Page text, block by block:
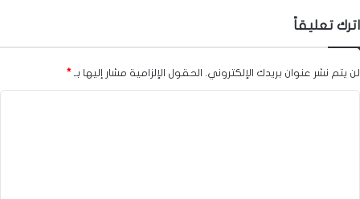
اترك تعليقاً
لن يتم نشر عنوان بريدك الإلكتروني. الحقول الإلزامية مشار إليها بـ *